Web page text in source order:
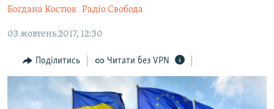
до
навігації
Перейти
пошуку
ПОЛІТИКА
БЛОГИ
ПОГЛЯД
ВСЕ ЗА ДЕНЬ
Богдана Костюк Радіо Свобода
03 жовтень 2017, 12:30
Поділитись Читати без VPN